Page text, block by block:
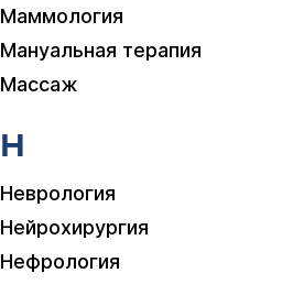
Маммология
Мануальная терапия
Массаж
Н
Неврология
Нейрохирургия
Нефрология